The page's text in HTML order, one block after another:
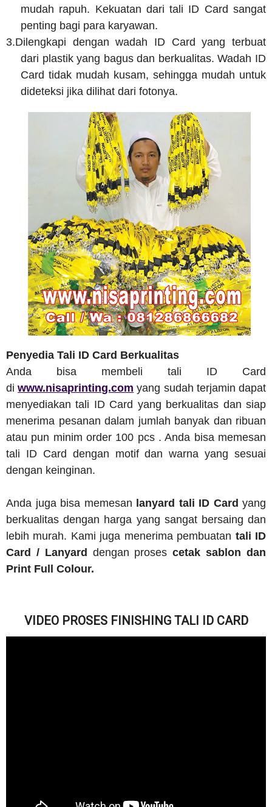
mudah rapuh. Kekuatan dari tali ID Card sangat
penting bagi para karyawan.
3.Dilengkapi dengan wadah ID Card yang terbuat
dari plastik yang bagus dan berkualitas. Wadah ID
Card tidak mudah kusam, sehingga mudah untuk
dideteksi jika dilihat dari fotonya.
Penyedia Tali ID Card Berkualitas
Anda bisa membeli tali ID Card
diwww.nisaprinting.com yang sudah terjamin dapat
menyediakan tali ID Card yang berkualitas dan siap
menerima pesanan dalam jumlah banyak dan ribuan
atau pun minim order 100 pcs . Anda bisa memesan
tali ID Card dengan motif dan warna yang sesuai
dengan keinginan.
Anda juga bisa memesan lanyard tali ID Card yang
berkualitas dengan harga yang sangat bersaing dan
lebih murah. Kami juga menerima pembuatan tali ID
Card / Lanyard dengan prosescetak sablon dan
Print Full Colour.
VIDEO PROSES FINISHING TALI ID CARD